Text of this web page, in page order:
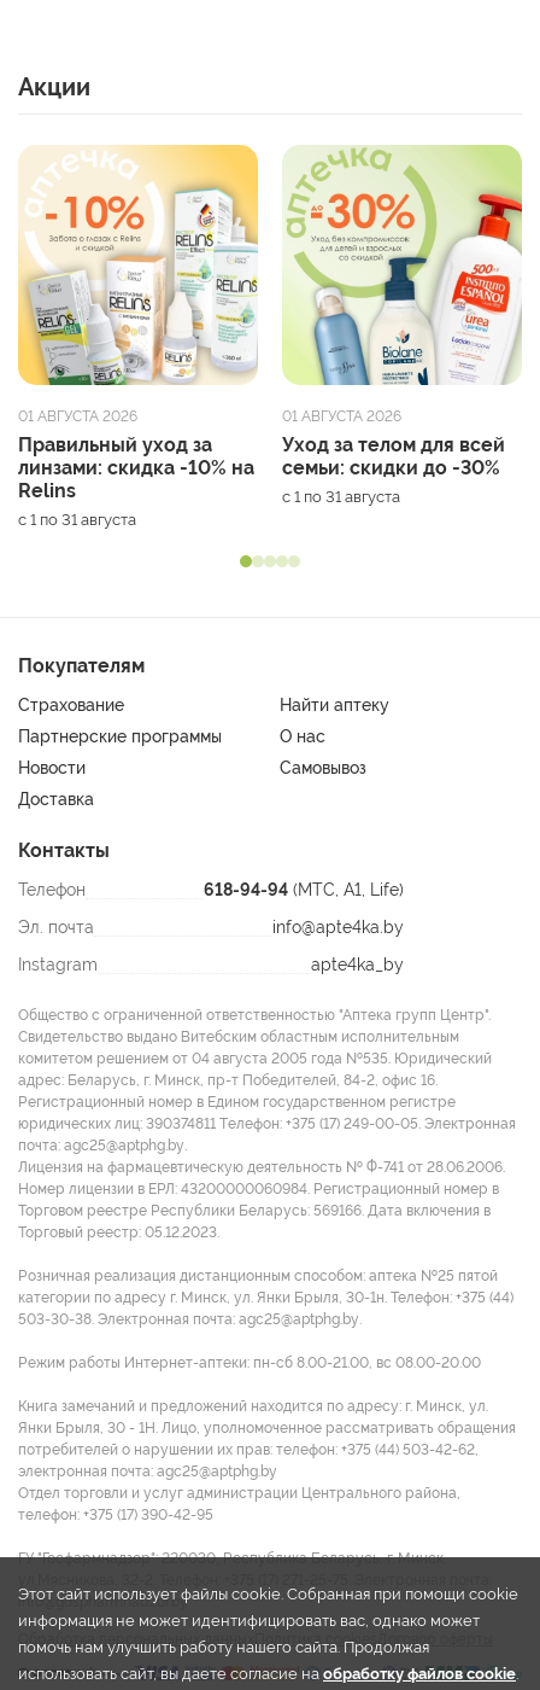
Акции
01 АВГУСТА 2026
Правильный уход за
линзами: скидка -10% на
Relins
с 1 по 31 августа
01 АВГУСТА 2026
Уход за телом для всей
семьи: скидки до -30%
с 1 по 31 августа
Покупателям
Страхование
Найти аптеку
Партнерские программы
О нас
Новости
Самовывоз
Доставка
Контакты
Телефон 618-94-94 (МТС, A1, Life)
Эл. почта
info@apte4ka.by
Instagram
apte4ka_by
Общество с ограниченной ответственностью "Аптека групп Центр".
Свидетельство выдано Витебским областным исполнительным
комитетом решением от 04 августа 2005 года №535. Юридический
адрес: Беларусь, г. Минск, пр-т Победителей, 84-2, офис 16.
Регистрационный номер в Едином государственном регистре
юридических лиц: 390374811 Tелефон: +375 (17) 249-00-05. Электронная
почта: agc25@aptphg.by.
Лицензия на фармацевтическую деятельность № Ф-741 от 28.06.2006.
Номер лицензии в ЕРЛ: 43200000060984. Регистрационный номер в
Торговом реестре Республики Беларусь: 569166. Дата включения в
Торговый реестр: 05.12.2023.
Розничная реализация дистанционным способом: аптека №25 пятой
категории по адресу г. Минск, ул. Янки Брыля, 30-1н. Телефон: +375 (44)
503-30-38. Электронная почта: agc25@aptphg.by.
Режим работы Интернет-аптеки: пн-сб 8.00-21.00, вс 08.00-20.00
Книга замечаний и предложений находится по адресу: г. Минск, ул.
Янки Брыля, 30 - 1Н. Лицо, уполномоченное рассматривать обращения
потребителей о нарушении их прав: телефон: +375 (44) 503-42-62,
электронная почта: agc25@aptphg.by
Отдел торговли и услуг администрации Центрального района,
телефон: +375 (17) 390-42-95
ГУ "Госфармнадзор": 220030, Республика Беларусь, г. Минск,
info@gospharmnadzor.by
Обработка персональных данных Политика cookies
Этот сайт использует файлы cookie. Собранная при помощи cookie
информация не может идентифицировать вас, однако может
помочь нам улучшить работу нашего сайта. Продолжая
использовать сайт, вы даете согласие на обработку файлов cookie.